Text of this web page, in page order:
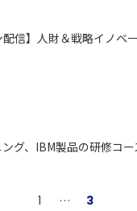
配信】人財＆戦略イノベ
グ、IBM製品の研修コ
1 … 3